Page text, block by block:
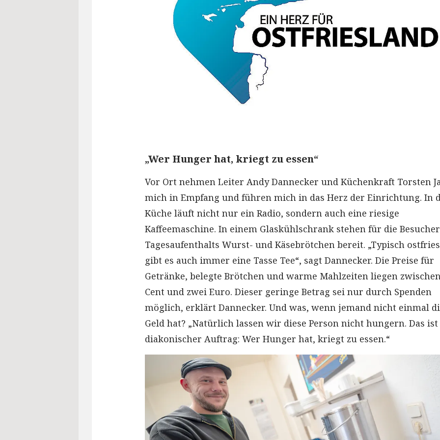
„Wer Hunger hat, kriegt zu essen“
Vor Ort nehmen Leiter Andy Dannecker und Küchenkraft Torsten
mich in Empfang und führen mich in das Herz der Einrichtung. In
Küche läuft nicht nur ein Radio, sondern auch eine riesige
Kaffeemaschine. In einem Glaskühlschrank stehen für die
Tagesaufenthalts Wurst- und Käsebrötchen bereit. „Typisch
gibt es auch immer eine Tasse Tee“, sagt Dannecker. Die Preise für
Getränke, belegte Brötchen und warme Mahlzeiten liegen
Cent und zwei Euro. Dieser geringe Betrag sei nur durch Spenden
möglich, erklärt Dannecker. Und was, wenn jemand nicht einmal
Geld hat? „Natürlich lassen wir diese Person nicht hungern. Das
diakonischer Auftrag: Wer Hunger hat, kriegt zu essen.“